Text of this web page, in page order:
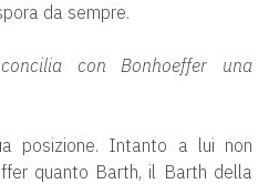
da sempre.
con Bonhoeffer una
posizione. Intanto a lui non
quanto Barth, il Barth della